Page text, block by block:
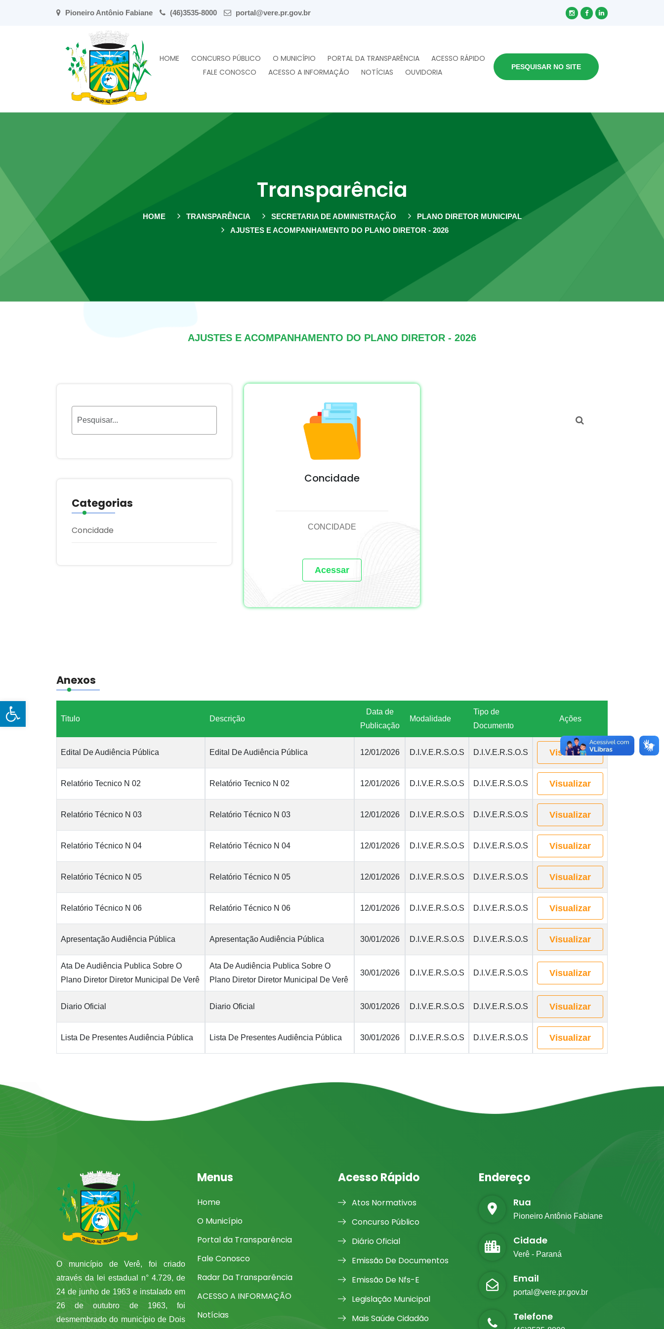
Open toolbar
Pioneiro Antônio Fabiane (46)3535-8000 portal@vere.pr.gov.br
HOME CONCURSO PÚBLICO O MUNICÍPIO PORTAL DA TRANSPARÊNCIA
ACESSO RÁPIDO
FALE CONOSCO
ACESSO A INFORMAÇÃO NOTÍCIAS OUVIDORIA
PESQUISAR NO SITE
Transparência
HOME TRANSPARÊNCIA SECRETARIA DE ADMINISTRAÇÃO
PLANO DIRETOR MUNICIPAL
AJUSTES E ACOMPANHAMENTO DO PLANO DIRETOR - 2026
AJUSTES E ACOMPANHAMENTO DO PLANO DIRETOR - 2026
Categorias
Concidade
Concidade
CONCIDADE
Acessar
Anexos
Titulo Descrição
Data de
Publicação
Modalidade
Tipo de
Documento
Ações
Edital De Audiência Pública Edital De Audiência Pública 12/01/2026 D.I.V.E.R.S.O.S D.I.V.E.R.S.O.S Visualizar
Relatório Tecnico N 02 Relatório Tecnico N 02 12/01/2026 D.I.V.E.R.S.O.S D.I.V.E.R.S.O.S Visualizar
Relatório Técnico N 03 Relatório Técnico N 03 12/01/2026 D.I.V.E.R.S.O.S D.I.V.E.R.S.O.S Visualizar
Relatório Técnico N 04 Relatório Técnico N 04 12/01/2026 D.I.V.E.R.S.O.S D.I.V.E.R.S.O.S Visualizar
Relatório Técnico N 05 Relatório Técnico N 05 12/01/2026 D.I.V.E.R.S.O.S D.I.V.E.R.S.O.S Visualizar
Relatório Técnico N 06 Relatório Técnico N 06 12/01/2026 D.I.V.E.R.S.O.S D.I.V.E.R.S.O.S Visualizar
Apresentação Audiência Pública Apresentação Audiência Pública 30/01/2026 D.I.V.E.R.S.O.S D.I.V.E.R.S.O.S Visualizar
Ata De Audiência Publica Sobre O
Plano Diretor Diretor Municipal De Verê
Ata De Audiência Publica Sobre O
Plano Diretor Diretor Municipal De Verê
30/01/2026 D.I.V.E.R.S.O.S D.I.V.E.R.S.O.S Visualizar
Diario Oficial Diario Oficial 30/01/2026 D.I.V.E.R.S.O.S D.I.V.E.R.S.O.S Visualizar
Lista De Presentes Audiência Pública Lista De Presentes Audiência Pública 30/01/2026 D.I.V.E.R.S.O.S D.I.V.E.R.S.O.S Visualizar
O município de Verê, foi criado
através da lei estadual n° 4.729, de
24 de junho de 1963 e instalado em
26 de outubro de 1963, foi
desmembrado do município de Dois
Menus
Home
O Município
Portal da Transparência
Fale Conosco
Radar Da Transparência
ACESSO A INFORMAÇÃO
Notícias
Acesso Rápido
Atos Normativos
Concurso Público
Diário Oficial
Emissão De Documentos
Emissão De Nfs-E
Legislação Municipal
Mais Saúde Cidadão
Endereço
Rua
Pioneiro Antônio Fabiane
Cidade
Verê - Paraná
Email
portal@vere.pr.gov.br
Telefone